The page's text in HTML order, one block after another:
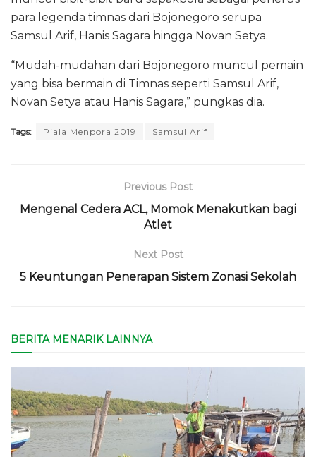
para legenda timnas dari Bojonegoro serupa
Samsul Arif, Hanis Sagara hingga Novan Setya.
“Mudah-mudahan dari Bojonegoro muncul pemain
yang bisa bermain di Timnas seperti Samsul Arif,
Novan Setya atau Hanis Sagara,” pungkas dia.
Tags: Piala Menpora 2019 Samsul Arif
Previous Post
Mengenal Cedera ACL, Momok Menakutkan bagi
Atlet
Next Post
5 Keuntungan Penerapan Sistem Zonasi Sekolah
BERITA MENARIK LAINNYA